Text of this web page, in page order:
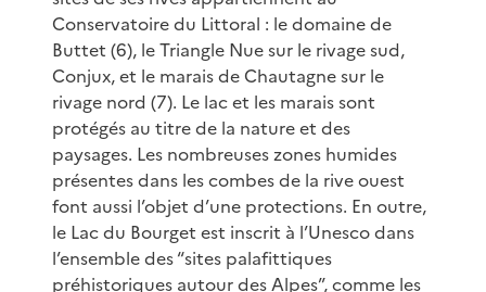
Conservatoire du Littoral : le domaine de
Buttet (6), le Triangle Nue sur le rivage sud,
Conjux, et le marais de Chautagne sur le
rivage nord (7). Le lac et les marais sont
protégés au titre de la nature et des
paysages. Les nombreuses zones humides
présentes dans les combes de la rive ouest
font aussi l’objet d’une protections. En outre,
le Lac du Bourget est inscrit à l’Unesco dans
l’ensemble des “sites palafittiques
préhistoriques autour des Alpes”, comme les